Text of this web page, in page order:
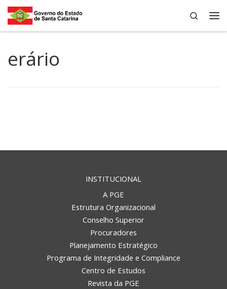
Skip to content
Search
erário
INSTITUCIONAL
A PGE
Estrutura Organizacional
Conselho Superior
Procuradores
Planejamento Estratégico
Programa de Integridade e Compliance
Centro de Estudos
Revista da PGE